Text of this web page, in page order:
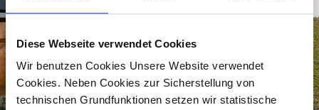
Diese Webseite verwendet Cookies
Wir benutzen Cookies Unsere Website verwendet
Cookies. Neben Cookies zur Sicherstellung von
technischen Grundfunktionen setzen wir statistische
regenerativen Energieerzeugung oder beteiligt sich an
Projektgesellschaften, die regenerative Energieerzeugungsanlagen
planen, bauen und betreiben.